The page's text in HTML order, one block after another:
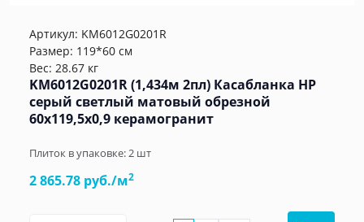
Артикул: KM6012G0201R
Размер: 119*60 см
Вес: 28.67 кг
KM6012G0201R (1,434м 2пл) Касабланка HP
серый светлый матовый обрезной
60x119,5x0,9 керамогранит
Плиток в упаковке:2 шт
2 865.78 руб./м2